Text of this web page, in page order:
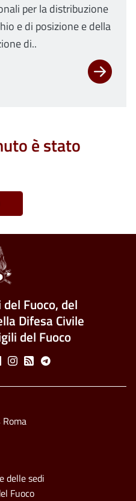
per la distribuzione
e di posizione e della
di..
è stato
Fuoco, del
Difesa Civile
del Fuoco
Instagram
Feed Telegram
delle sedi
Fuoco